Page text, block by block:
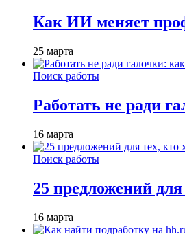
Как ИИ меняет
25 марта
Поиск работы
Работать не ради
16 марта
Поиск работы
25 предложений
16 марта